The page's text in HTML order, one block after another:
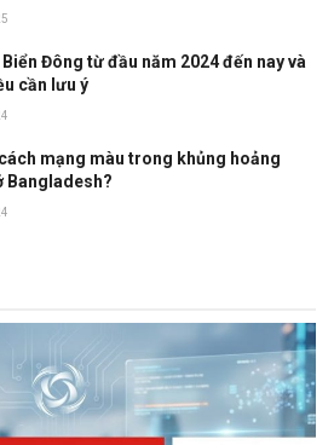
Đông từ đầu năm 2024 đến nay và
cần lưu ý
mạng màu trong khủng hoảng
Bangladesh?